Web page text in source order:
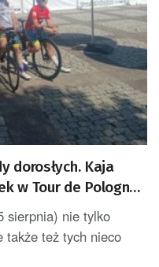
dorosłych. Kaja
w Tour de Pologne
sierpnia) nie tylko
także też tych nieco